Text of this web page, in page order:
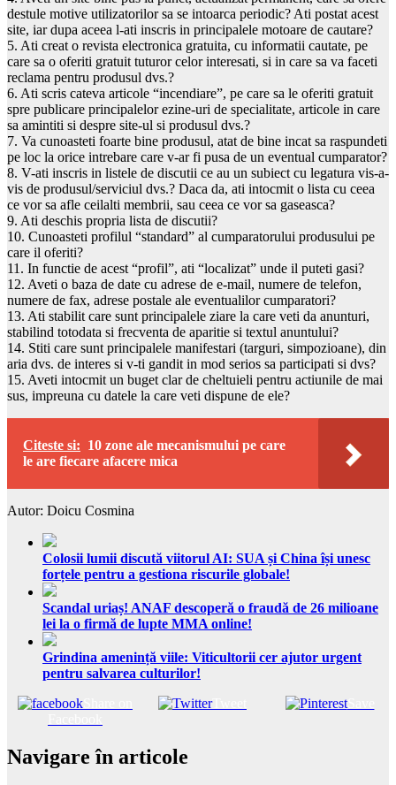
destule motive utilizatorilor sa se intoarca periodic? Ati postat acest
site, iar dupa aceea l-ati inscris in principalele motoare de cautare?
5. Ati creat o revista electronica gratuita, cu informatii cautate, pe
care sa o oferiti gratuit tuturor celor interesati, si in care sa va faceti
reclama pentru produsul dvs.?
6. Ati scris cateva articole “incendiare”, pe care sa le oferiti gratuit
spre publicare principalelor ezine-uri de specialitate, articole in care
sa amintiti si despre site-ul si produsul dvs.?
7. Va cunoasteti foarte bine produsul, atat de bine incat sa raspundeti
pe loc la orice intrebare care v-ar fi pusa de un eventual cumparator?
8. V-ati inscris in listele de discutii ce au un subiect cu legatura vis-a-
vis de produsul/serviciul dvs.? Daca da, ati intocmit o lista cu ceea
ce vor sa afle ceilalti membrii, sau ceea ce vor sa gaseasca?
9. Ati deschis propria lista de discutii?
10. Cunoasteti profilul “standard” al cumparatorului produsului pe
care il oferiti?
11. In functie de acest “profil”, ati “localizat” unde il puteti gasi?
12. Aveti o baza de date cu adrese de e-mail, numere de telefon,
numere de fax, adrese postale ale eventualilor cumparatori?
13. Ati stabilit care sunt principalele ziare la care veti da anunturi,
stabilind totodata si frecventa de aparitie si textul anuntului?
14. Stiti care sunt principalele manifestari (targuri, simpozioane), din
aria dvs. de interes si v-ti gandit in mod serios sa participati si dvs?
15. Aveti intocmit un buget clar de cheltuieli pentru actiunile de mai
sus, impreuna cu datele la care veti dispune de ele?
Citeste si: 10 zone ale mecanismului pe care
le are fiecare afacere mica
Autor: Doicu Cosmina
Colosii lumii discută viitorul AI: SUA și China își unesc
forțele pentru a gestiona riscurile globale!
Scandal uriaș! ANAF descoperă o fraudă de 26 milioane
lei la o firmă de lupte MMA online!
Grindina amenință viile: Viticultorii cer ajutor urgent
pentru salvarea culturilor!
Tweet Save
Navigare în articole